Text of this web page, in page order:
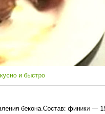
и быстро
бекона.Состав: финики —